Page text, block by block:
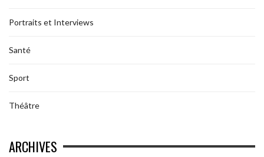
Portraits et Interviews
Santé
Sport
Théâtre
ARCHIVES